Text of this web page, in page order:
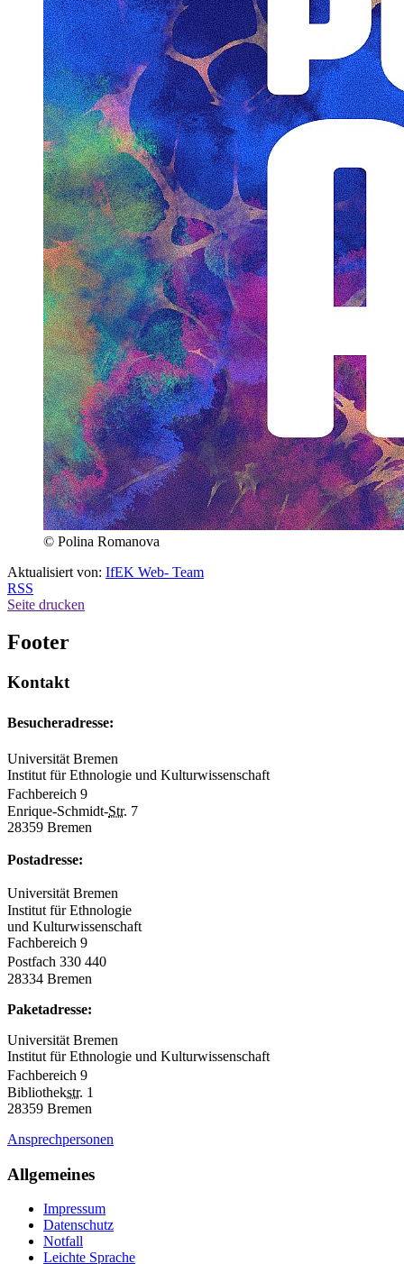
© Polina Romanova
Aktualisiert von: IfEK Web- Team
RSS
Seite drucken
Footer
Kontakt
Besucheradresse:
Universität Bremen
Institut für Ethnologie und Kulturwissenschaft
Fachbereich 9
Enrique-Schmidt-Str. 7
28359 Bremen
Postadresse:
Universität Bremen
Institut für Ethnologie
und Kulturwissenschaft
Fachbereich 9
Postfach 330 440
28334 Bremen
Paketadresse:
Universität Bremen
Institut für Ethnologie und Kulturwissenschaft
Fachbereich 9
Bibliothekstr. 1
28359 Bremen
Ansprechpersonen
Allgemeines
Impressum
Datenschutz
Notfall
Leichte Sprache